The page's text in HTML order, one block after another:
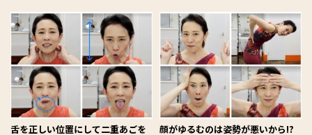
舌を正しい位置にして二重あごを
顔がゆるむのは姿勢が悪いから!?